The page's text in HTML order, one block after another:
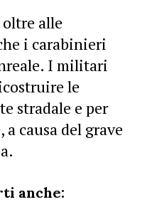
alle
i carabinieri
I militari
le
stradale e per
causa del grave
anche: